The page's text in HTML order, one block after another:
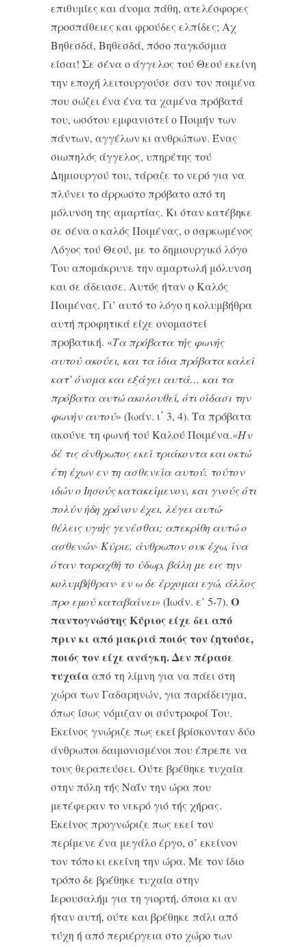
επιθυμίες και άνομα πάθη, ατελέσφορες
προσπάθειες και φρούδες ελπίδες; Αχ
Βηθεσδά, Βηθεσδά, πόσο παγκόσμια
είσαι! Σε σένα ο άγγελος τού Θεού εκείνη
την εποχή λειτουργούσε σαν τον ποιμένα
που σώζει ένα ένα τα χαμένα πρόβατά
του, ωσότου εμφανιστεί ο Ποιμήν των
πάντων, αγγέλων κι ανθρώπων. Ένας
σιωπηλός άγγελος, υπηρέτης τού
Δημιουργού του, τάραζε το νερό για να
πλύνει το άρρωστο πρόβατο από τη
μόλυνση της αμαρτίας. Κι όταν κατέβηκε
σε σένα ο καλός Ποιμένας, ο σαρκωμένος
Λόγος τού Θεού, με το δημιουργικό λόγο
Του απομάκρυνε την αμαρτωλή μόλυνση
και σε άδειασε. Αυτός ήταν ο Καλός
Ποιμένας. Γι’ αυτό το λόγο η κολυμβήθρα
αυτή προφητικά είχε ονομαστεί
προβατική. «Τα πρόβατα τής φωνής
αυτού ακούει, και τα ίδια πρόβατα καλεί
κατ’ όνομα και εξάγει αυτά… και τα
πρόβατα αυτώ ακολου­θεί, ότι οίδασι την
φωνήν αυτού» (Ιωάν. ι΄ 3, 4). Τα πρόβατα
ακούνε τη φωνή τού Καλού Ποιμένα.«Ην
δέ τις άνθρωπος εκεί τριάκοντα και οκτώ
έτη έχων εν τη ασθενεία αυτού. τούτον
ιδών ο Ιησούς κατακείμενον, και γνούς ότι
πολύν ήδη χρόνον έχει, λέγει αυτώ·
θέλεις υγιής γενέσθαι; απεκρίθη αυτώ ο
ασθενών· Κύριε, άνθρωπον ουκ έχω, ίνα
όταν ταραχθή το ύδωρ, βάλη με εις την
κολυμβήθραν· εν ω δε έρχομαι εγώ, άλλος
προ εμού καταβαίνει» (Ιωάν. ε’ 5-7). Ο
παντογνώστης Κύριος είχε δει από
πριν κι από μακριά ποιός τον ζητούσε,
ποιός τον είχε ανάγκη. Δεν πέρασε
τυχαίααπό τη λίμνη για να πάει στη
χώρα των Γαδαρηνών, για παράδειγμα,
όπως ίσως νόμιζαν οι σύντρο­φοί Του.
Εκείνος γνώριζε πως εκεί βρίσκονταν δύο
άνθρωποι δαιμονισμένοι που έπρεπε να
τους θεραπεύ­σει. Ούτε βρέθηκε τυχαία
στην πόλη τής Ναΐν την ώρα που
μετέφεραν το νεκρό γιό τής χήρας.
Εκείνος προγνώριζε πως εκεί τον
περίμενε ένα μεγάλο έργο, σ’ εκείνον
τον τόπο κι εκείνη την ώρα. Με τον ίδιο
τρόπο δε βρέθηκε τυχαία στην
Ιερουσαλήμ για τη γιορτή, όποια κι αν
ήταν αυτή, ούτε και βρέθηκε πάλι από
τύχη ή από περιέργεια στο χώρο των